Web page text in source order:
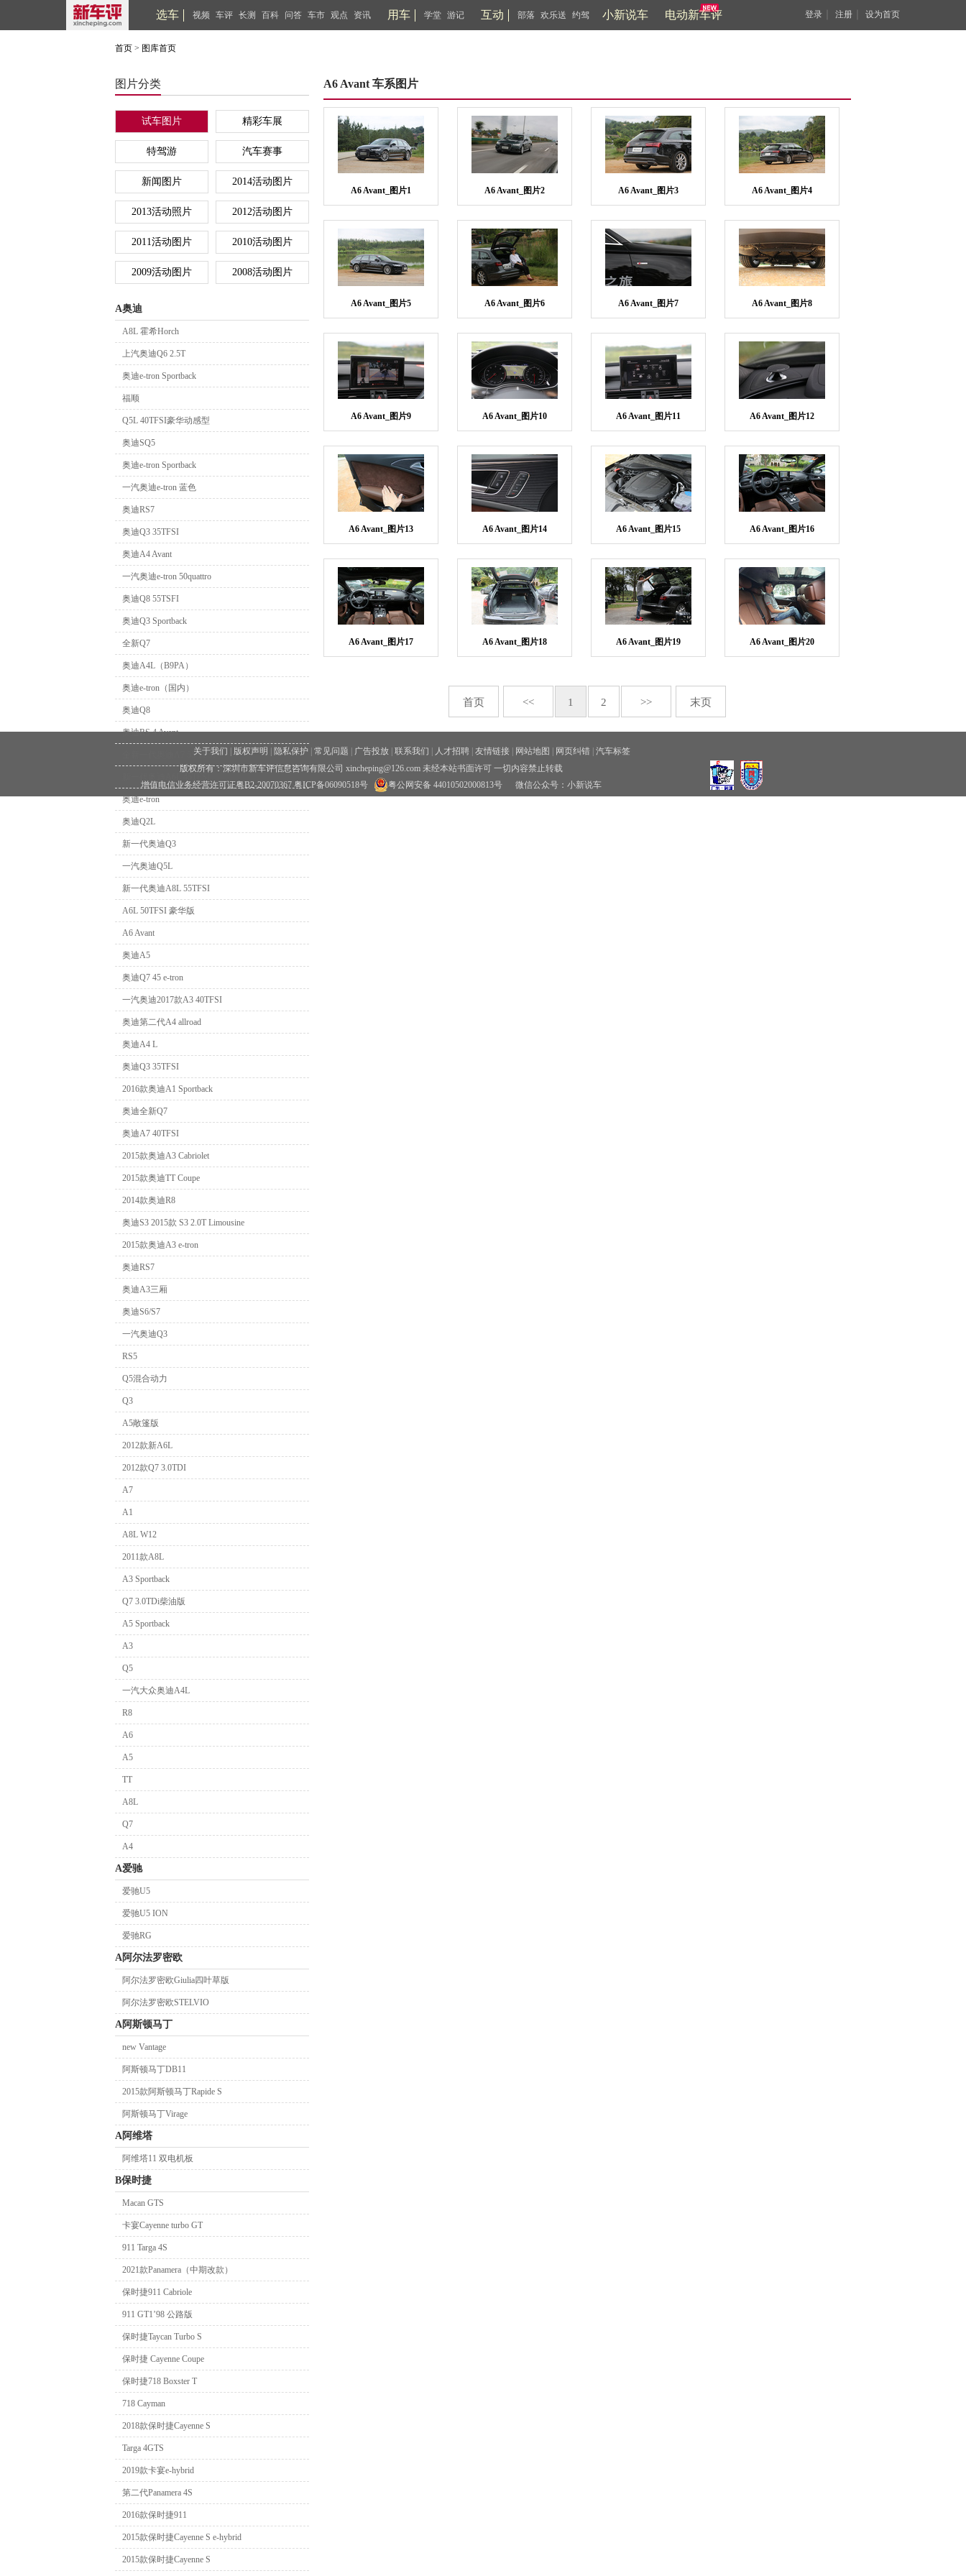
选车 视频 车评 长测 百科 问答 车市 观点 资讯 用车 学堂 游记 互动 部落 欢乐送 约驾 小新说车 电动新车评 登录 注册 设为首页
首页 > 图库首页
图片分类
试车图片 精彩车展
特驾游 汽车赛事
新闻图片 2014活动图片
2013活动照片 2012活动图片
2011活动图片 2010活动图片
2009活动图片 2008活动图片
A奥迪
A8L 霍希Horch
上汽奥迪Q6 2.5T
奥迪e-tron Sportback
福顺
Q5L 40TFSI豪华动感型
奥迪SQ5
奥迪e-tron Sportback
一汽奥迪e-tron 蓝色
奥迪RS7
奥迪Q3 35TFSI
奥迪A4 Avant
一汽奥迪e-tron 50quattro
奥迪Q8 55TSFI
奥迪Q3 Sportback
全新Q7
奥迪A4L（B9PA）
奥迪e-tron（国内）
奥迪Q8
奥迪RS 4 Avant
全新一代奥迪A7 55 TFSI
奥迪e-tron
奥迪Q2L
新一代奥迪Q3
一汽奥迪Q5L
新一代奥迪A8L 55TFSI
A6L 50TFSI 豪华版
A6 Avant
奥迪A5
奥迪Q7 45 e-tron
一汽奥迪2017款A3 40TFSI
奥迪第二代A4 allroad
奥迪A4 L
奥迪Q3 35TFSI
2016款奥迪A1 Sportback
奥迪全新Q7
奥迪A7 40TFSI
2015款奥迪A3 Cabriolet
2015款奥迪TT Coupe
2014款奥迪R8
奥迪S3 2015款 S3 2.0T Limousine
2015款奥迪A3 e-tron
奥迪RS7
奥迪A3三厢
奥迪S6/S7
一汽奥迪Q3
RS5
Q5混合动力
Q3
A5敞篷版
2012款新A6L
2012款Q7 3.0TDI
A7
A1
A8L W12
2011款A8L
A3 Sportback
Q7 3.0TDi柴油版
A5 Sportback
A3
Q5
一汽大众奥迪A4L
R8
A6
A5
TT
A8L
Q7
A4
A爱驰
爱驰U5
爱驰U5 ION
爱驰RG
A阿尔法罗密欧
阿尔法罗密欧Giulia四叶草版
阿尔法罗密欧STELVIO
A阿斯顿马丁
new Vantage
阿斯顿马丁DB11
2015款阿斯顿马丁Rapide S
阿斯顿马丁Virage
A阿维塔
阿维塔11 双电机板
B保时捷
Macan GTS
卡宴Cayenne turbo GT
911 Targa 4S
2021款Panamera（中期改款）
保时捷911 Cabriole
911 GT1’98 公路版
保时捷Taycan Turbo S
保时捷 Cayenne Coupe
保时捷718 Boxster T
718 Cayman
2018款保时捷Cayenne S
Targa 4GTS
2019款卡宴e-hybrid
第二代Panamera 4S
2016款保时捷911
2015款保时捷Cayenne S e-hybrid
2015款保时捷Cayenne S
A6 Avant 车系图片
A6 Avant_图片1 A6 Avant_图片2 A6 Avant_图片3 A6 Avant_图片4
A6 Avant_图片5 A6 Avant_图片6 A6 Avant_图片7 A6 Avant_图片8
A6 Avant_图片9 A6 Avant_图片10 A6 Avant_图片11 A6 Avant_图片12
A6 Avant_图片13 A6 Avant_图片14 A6 Avant_图片15 A6 Avant_图片16
A6 Avant_图片17 A6 Avant_图片18 A6 Avant_图片19 A6 Avant_图片20
首页 << 1 2 >> 末页
关于我们 版权声明 隐私保护 常见问题 广告投放 联系我们 人才招聘 友情链接 网站地图 网页纠错
汽车标签
版权所有：深圳市新车评信息咨询有限公司 xincheping@126.com 未经本站书面许可 一切内容禁止转载
增值电信业务经营许可证粤B2-20070367 粤ICP备06090518号 粤公网安备 44010502000813号微信公众号：小新说车